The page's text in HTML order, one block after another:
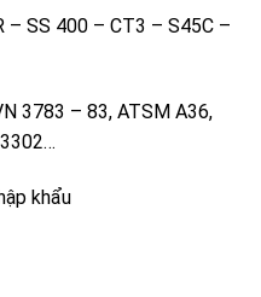
– SS 400 – CT3 – S45C –
3783 – 83, ATSM A36,
khẩu